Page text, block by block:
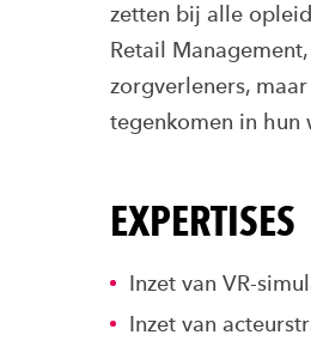
zetten bij alle
Retail
zorgverleners,
tegenkomen in hun
EXPERTISES
Inzet van VR-
Inzet van